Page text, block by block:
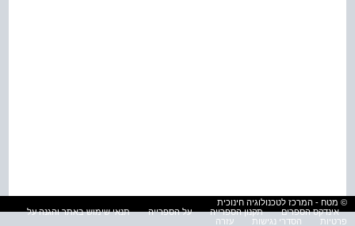
© מטח - המרכז לטכנולוגיה חינוכית
אינדקס הספרים
תקנון הספרייה על הספרייה
תנאי שימוש באתר והגנה על
פרטיות
הסדרי נגישות עזרה